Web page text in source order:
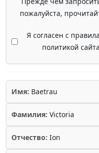
пожалуйста,
Я согласен с
политикой сайта
Имя: Baetrau
Фамилия: Victoria
Отчество: Ion